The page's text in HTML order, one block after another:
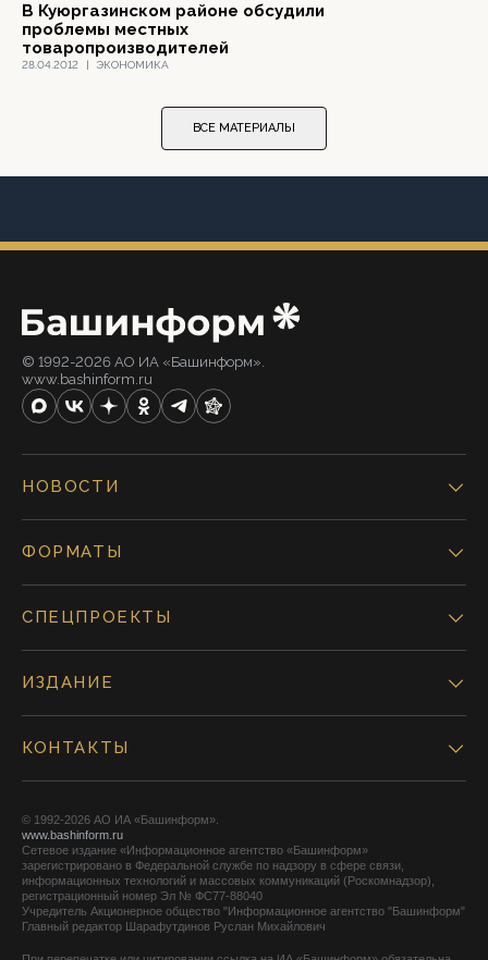
28.04.2012 | ЭКОНОМИКА
В Куюргазинском районе обсудили
проблемы местных
товаропроизводителей
ВСЕ МАТЕРИАЛЫ
© 1992-2026 АО ИА «Башинформ».
www.bashinform.ru
НОВОСТИ
ФОРМАТЫ
СПЕЦПРОЕКТЫ
ИЗДАНИЕ
КОНТАКТЫ
© 1992-2026 АО ИА «Башинформ».
www.bashinform.ru
Сетевое издание «Информационное агентство «Башинформ»
зарегистрировано в Федеральной службе по надзору в сфере связи,
информационных технологий и массовых коммуникаций (Роскомнадзор),
регистрационный номер Эл № ФС77-88040
Учредитель Акционерное общество "Информационное агентство "Башинформ"
Главный редактор Шарафутдинов Руслан Михайлович